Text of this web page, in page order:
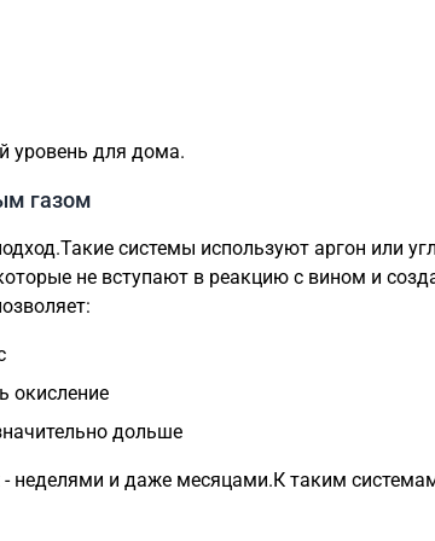
уровень для дома.
газом
системы используют аргон или
не вступают в реакцию с вином и
окисление
дольше
- неделями и даже месяцами.К таким